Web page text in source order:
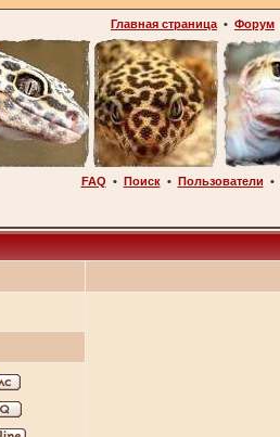
Главная страница • Форум
FAQ • Поиск• Пользователи •